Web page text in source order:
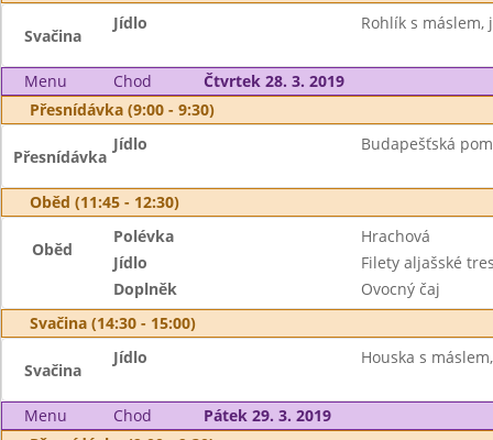
Svačina
Jídlo Rohlík s máslem,
Menu Chod
Čtvrtek 28. 3. 2019
Přesnídávka (9:00 - 9:30)
Přesnídávka
Jídlo Budapešťská
Oběd (11:45 - 12:30)
Oběd
Polévka
Hrachová
Jídlo
Filety aljašské
Doplněk
Ovocný čaj
Svačina (14:30 - 15:00)
Svačina
Jídlo Houska s
Menu Chod
Pátek 29. 3. 2019